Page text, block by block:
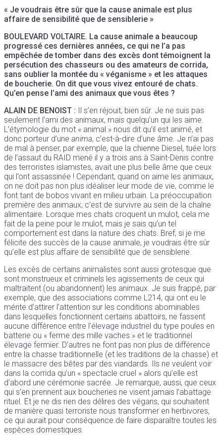
« Je voudrais être sûr que la cause animale est plus
affaire de sensibilité que de sensiblerie »
BOULEVARD VOLTAIRE. La cause animale a beaucoup
progressé ces dernières années, ce qui ne l’a pas
empêchée de tomber dans des excès dont témoignent la
persécution des chasseurs ou des amateurs de corrida,
sans oublier la montée du « véganisme » et les attaques
de boucherie. On dit que vous vivez entouré de chats.
Qu’en pense l’ami des animaux que vous êtes ?
ALAIN DE BENOIST : Il s’en réjouit, bien sûr. Je ne suis pas
seulement l’ami des animaux, mais quelqu’un qui les aime.
L’étymologie du mot « animal » nous dit qu’il est animé, et
donc porteur d’une anima, c’est-à-dire d’une âme. Je n’ai pas
de mal à penser, par exemple, que la chienne Diesel, tuée lors
de l’assaut du RAID mené il y a trois ans à Saint-Denis contre
des terroristes islamistes, avait une plus belle âme que ceux
qui l’ont assassinée ! Cependant, quand on aime les animaux,
on ne doit pas non plus idéaliser leur mode de vie, comme le
font tant de bobos vivant en milieu urbain. La préoccupation
première des animaux, c’est de survivre au sein de la chaîne
alimentaire. Lorsque mes chats croquent un mulot, cela me
fait de la peine pour le mulot, mais je sais qu’un tel
comportement est dans la nature des chats. Bref, si je me
félicite des succès de la cause animale, je voudrais être sûr
qu’elle est plus affaire de sensibilité que de sensiblerie.
Les excès de certains animalistes sont aussi grotesque que
sont monstrueux et criminels les agissements de ceux qui
maltraitent (ou abandonnent) les animaux. Je suis frappé, par
exemple, que des associations comme L214, qui ont eu le
mérite d’attirer l’attention sur les conditions abominables
dans lesquelles fonctionnent certains abattoirs, ne fassent
aucune différence entre l’élevage industriel du type poules en
batterie ou « ferme des mille vaches » et le traditionnel
élevage fermier. D’autres ne font pas non plus de différence
entre la chasse traditionnelle (et les traditions de la chasse) et
le massacre des bêtes par des viandards. Ils ne veulent voir
dans la corrida qu’un « spectacle cruel » alors qu’elle est
d’abord une cérémonie sacrée. Je remarque, aussi, que ceux
qui s’en prennent aux boucheries ne visent jamais l’abattage
rituel. Et je ne dis rien des délires des végans, qui souhaitent
de manière quasi terroriste nous transformer en herbivores,
ce qui aurait pour conséquence de faire disparaître toutes les
espèces domestiques.